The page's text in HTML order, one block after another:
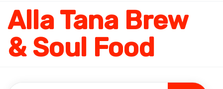
Alla Tana Brew
& Soul Food